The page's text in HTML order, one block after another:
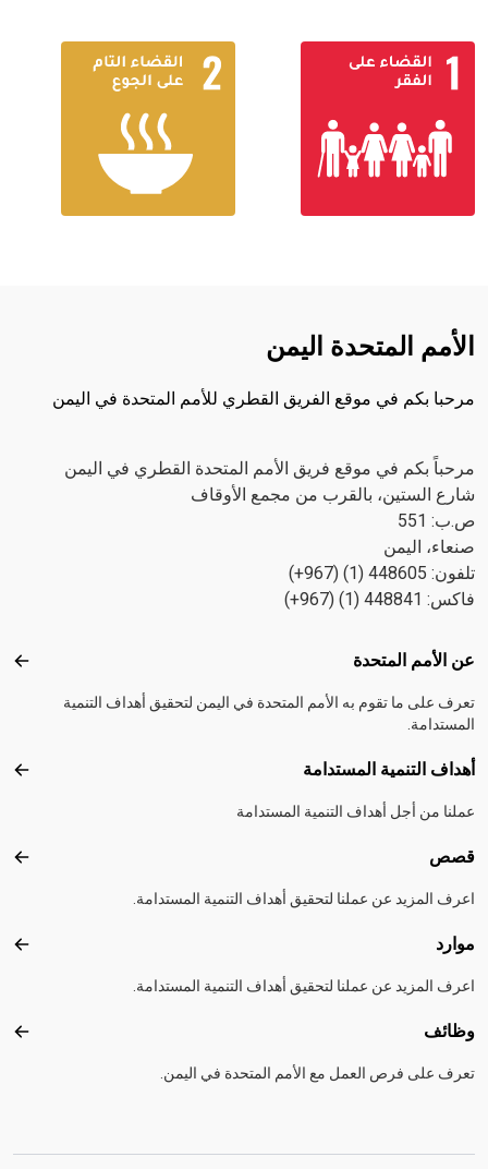
الأمم المتحدة اليمن
مرحبا بكم في موقع الفريق القطري للأمم المتحدة في اليمن
مرحباً بكم في موقع فريق الأمم المتحدة القطري في اليمن
شارع الستين، بالقرب من مجمع الأوقاف
ص.ب: 551
صنعاء، اليمن
تلفون: 448605 (1) (967+)
فاكس: 448841 (1) (967+)
Footer menu
عن الأمم المتحدة عن
تعرف على ما تقوم به الأمم المتحدة في اليمن لتحقيق أهداف التنمية
المستدامة.
أهداف التنمية المستدامة
عملنا من أجل أهداف التنمية المستدامة
قصص
اعرف المزيد عن عملنا لتحقيق أهداف التنمية المستدامة.
موارد
اعرف المزيد عن عملنا لتحقيق أهداف التنمية المستدامة.
وظائف
تعرف على فرص العمل مع الأمم المتحدة في اليمن.